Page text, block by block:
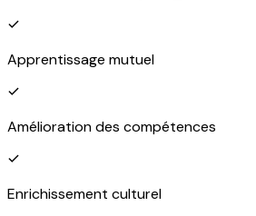
Apprentissage mutuel
Amélioration des compétences
Enrichissement culturel